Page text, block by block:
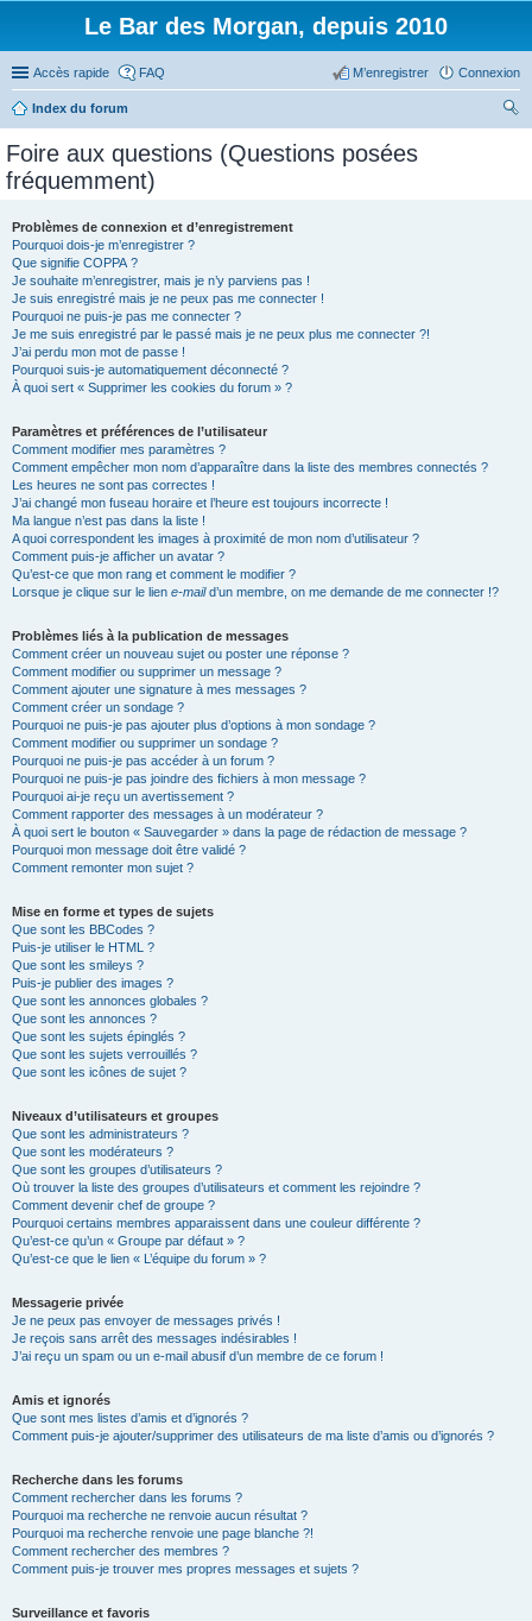
Le Bar des Morgan, depuis 2010
Accès rapide FAQ Connexion
M’enregistrer
Index du forum
Foire aux questions (Questions posées
fréquemment)
Problèmes de connexion et d’enregistrement
Pourquoi dois-je m’enregistrer ?
Que signifie COPPA ?
Je souhaite m’enregistrer, mais je n’y parviens pas !
Je suis enregistré mais je ne peux pas me connecter !
Pourquoi ne puis-je pas me connecter ?
Je me suis enregistré par le passé mais je ne peux plus me connecter ?!
J’ai perdu mon mot de passe !
Pourquoi suis-je automatiquement déconnecté ?
À quoi sert « Supprimer les cookies du forum » ?
Paramètres et préférences de l’utilisateur
Comment modifier mes paramètres ?
Comment empêcher mon nom d’apparaître dans la liste des membres connectés ?
Les heures ne sont pas correctes !
J’ai changé mon fuseau horaire et l’heure est toujours incorrecte !
Ma langue n’est pas dans la liste !
A quoi correspondent les images à proximité de mon nom d’utilisateur ?
Comment puis-je afficher un avatar ?
Qu’est-ce que mon rang et comment le modifier ?
Lorsque je clique sur le lien e-maild’un membre, on me demande de me connecter !?
Problèmes liés à la publication de messages
Comment créer un nouveau sujet ou poster une réponse ?
Comment modifier ou supprimer un message ?
Comment ajouter une signature à mes messages ?
Comment créer un sondage ?
Pourquoi ne puis-je pas ajouter plus d’options à mon sondage ?
Comment modifier ou supprimer un sondage ?
Pourquoi ne puis-je pas accéder à un forum ?
Pourquoi ne puis-je pas joindre des fichiers à mon message ?
Pourquoi ai-je reçu un avertissement ?
Comment rapporter des messages à un modérateur ?
À quoi sert le bouton « Sauvegarder » dans la page de rédaction de message ?
Pourquoi mon message doit être validé ?
Comment remonter mon sujet ?
Mise en forme et types de sujets
Que sont les BBCodes ?
Puis-je utiliser le HTML ?
Que sont les smileys ?
Puis-je publier des images ?
Que sont les annonces globales ?
Que sont les annonces ?
Que sont les sujets épinglés ?
Que sont les sujets verrouillés ?
Que sont les icônes de sujet ?
Niveaux d’utilisateurs et groupes
Que sont les administrateurs ?
Que sont les modérateurs ?
Que sont les groupes d’utilisateurs ?
Où trouver la liste des groupes d’utilisateurs et comment les rejoindre ?
Comment devenir chef de groupe ?
Pourquoi certains membres apparaissent dans une couleur différente ?
Qu’est-ce qu’un « Groupe par défaut » ?
Qu’est-ce que le lien « L’équipe du forum » ?
Messagerie privée
Je ne peux pas envoyer de messages privés !
Je reçois sans arrêt des messages indésirables !
J’ai reçu un spam ou un e-mail abusif d’un membre de ce forum !
Amis et ignorés
Que sont mes listes d’amis et d’ignorés ?
Comment puis-je ajouter/supprimer des utilisateurs de ma liste d’amis ou d’ignorés ?
Recherche dans les forums
Comment rechercher dans les forums ?
Pourquoi ma recherche ne renvoie aucun résultat ?
Pourquoi ma recherche renvoie une page blanche ?!
Comment rechercher des membres ?
Comment puis-je trouver mes propres messages et sujets ?
Surveillance et favoris